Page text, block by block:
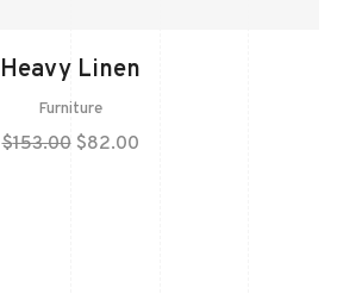
Heavy Linen
Furniture
$153.00 $82.00